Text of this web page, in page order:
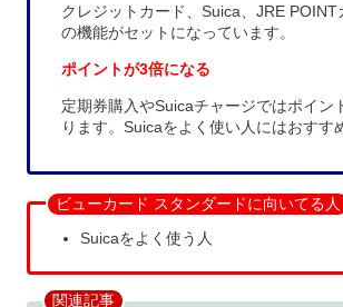
クレジットカード、Suica、JRE POINT
の機能がセットになっています。
ポイントが3倍になる
定期券購入やSuicaチャージではポイン
ります。Suicaをよく使い人にはおすす
ビューカード スタンダードに向いてる人
Suicaをよく使う人
関連記事